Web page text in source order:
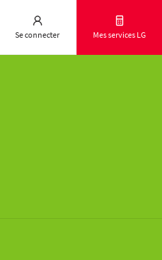
Se connecter Mes services LG